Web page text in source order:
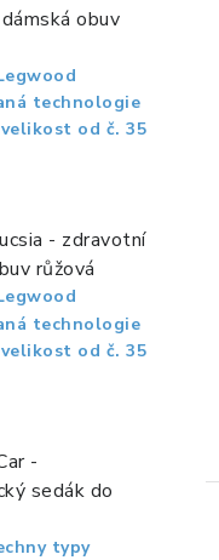
obuv
technologie
velikost od č. 35
- zdravotní
růžová
technologie
velikost od č. 35
-
sedák do
typy